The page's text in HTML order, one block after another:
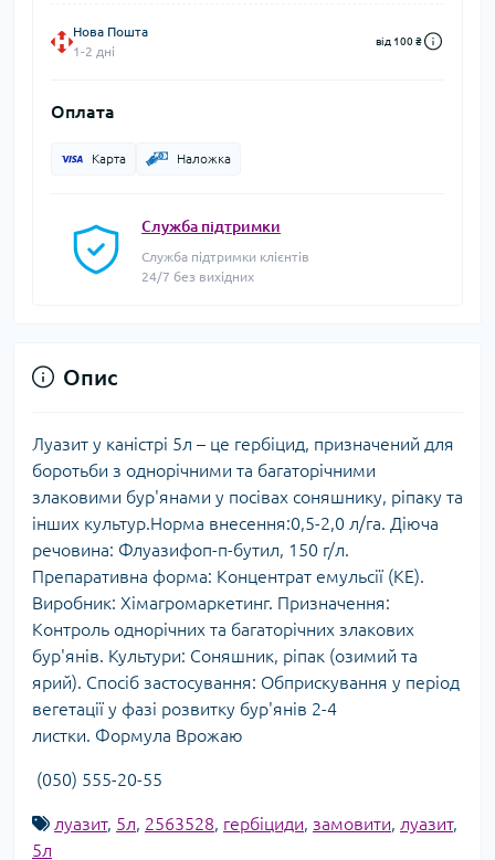
Нова Пошта
1-2 дні
від 100 ₴
Оплата
Карта Наложка
Служба підтримки
Служба підтримки клієнтів
24/7 без вихідних
Опис
Луазит у каністрі 5л – це гербіцид, призначений для
боротьби з однорічними та багаторічними
злаковими бур'янами у посівах соняшнику, ріпаку та
інших культур.Норма внесення:0,5-2,0 л/га. Діюча
речовина: Флуазифоп-п-бутил, 150 г/л.
Препаративна форма: Концентрат емульсії (КЕ).
Виробник: Хімагромаркетинг. Призначення:
Контроль однорічних та багаторічних злакових
бур'янів. Культури: Соняшник, ріпак (озимий та
ярий). Спосіб застосування: Обприскування у період
вегетації у фазі розвитку бур'янів 2-4
листки. Формула Врожаю
(050) 555-20-55
луазит, 5л, 2563528, гербіциди, замовити, луазит,
5л